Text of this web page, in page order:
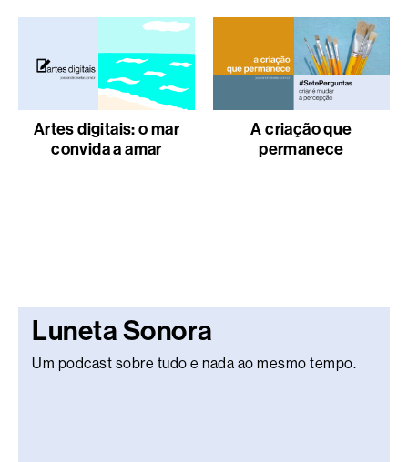
Artes digitais: o mar
convida a amar
A criação que
permanece
Luneta Sonora
Um podcast sobre tudo e nada ao mesmo tempo.